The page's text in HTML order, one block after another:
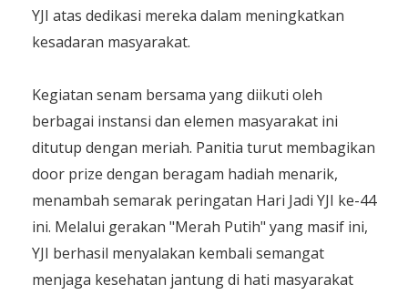
YJI atas dedikasi mereka dalam meningkatkan
kesadaran masyarakat.
Kegiatan senam bersama yang diikuti oleh
berbagai instansi dan elemen masyarakat ini
ditutup dengan meriah. Panitia turut membagikan
door prize dengan beragam hadiah menarik,
menambah semarak peringatan Hari Jadi YJI ke-44
ini. Melalui gerakan "Merah Putih" yang masif ini,
YJI berhasil menyalakan kembali semangat
menjaga kesehatan jantung di hati masyarakat